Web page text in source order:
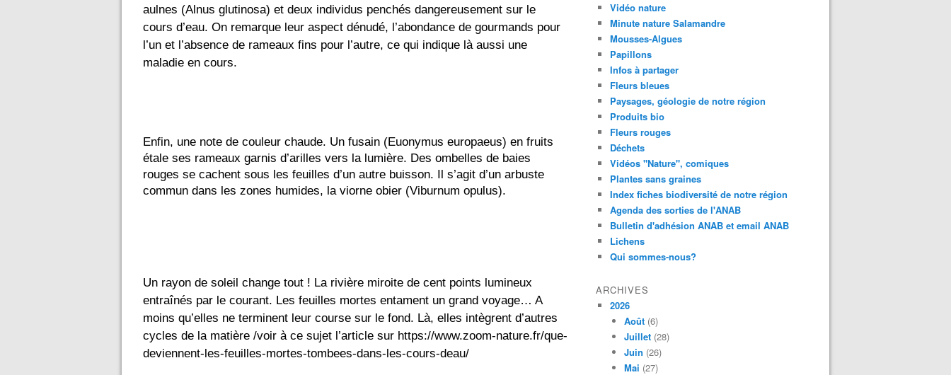
aulnes (Alnus glutinosa) et deux individus penchés dangereusement sur le
cours d’eau. On remarque leur aspect dénudé, l’abondance de gourmands pour
l’un et l’absence de rameaux fins pour l’autre, ce qui indique là aussi une
maladie en cours.
Enfin, une note de couleur chaude. Un fusain (Euonymus europaeus) en fruits
étale ses rameaux garnis d’arilles vers la lumière. Des ombelles de baies
rouges se cachent sous les feuilles d’un autre buisson. Il s’agit d’un arbuste
commun dans les zones humides, la viorne obier (Viburnum opulus).
Un rayon de soleil change tout ! La rivière miroite de cent points lumineux
entraînés par le courant. Les feuilles mortes entament un grand voyage… A
moins qu’elles ne terminent leur course sur le fond. Là, elles intègrent d’autres
cycles de la matière /voir à ce sujet l’article sur https://www.zoom-nature.fr/que-
deviennent-les-feuilles-mortes-tombees-dans-les-cours-deau/
Vidéo nature
Minute nature Salamandre
Mousses-Algues
Papillons
Infos à partager
Fleurs bleues
Paysages, géologie de notre région
Produits bio
Fleurs rouges
Déchets
Vidéos "Nature", comiques
Plantes sans graines
Index fiches biodiversité de notre région
Agenda des sorties de l'ANAB
Bulletin d'adhésion ANAB et email ANAB
Lichens
Qui sommes-nous?
ARCHIVES
2026
Août (6)
Juillet (28)
Juin (26)
Mai (27)